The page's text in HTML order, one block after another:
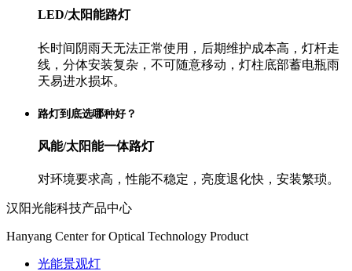
LED/太阳能路灯
长时间阴雨天无法正常使用，后期维护成本高，灯杆走
线，分体安装复杂，不可随意移动，灯柱底部蓄电瓶雨
天易进水损坏。
路灯到底选哪种好？
风能/太阳能一体路灯
对环境要求高，性能不稳定，亮度退化快，安装繁琐。
汉阳光能科技产品中心
Hanyang Center for Optical Technology Product
光能景观灯